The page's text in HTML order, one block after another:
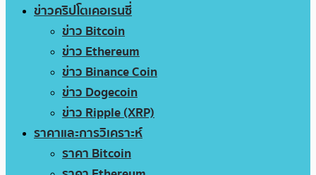
ข่าวคริปโตเคอเรนซี่
ข่าว Bitcoin
ข่าว Ethereum
ข่าว Binance Coin
ข่าว Dogecoin
ข่าว Ripple (XRP)
ราคาและการวิเคราะห์
ราคา Bitcoin